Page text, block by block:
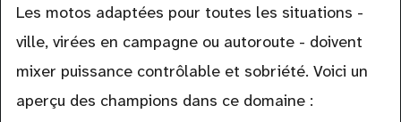
Les motos adaptées pour toutes les situations -
ville, virées en campagne ou autoroute - doivent
mixer puissance contrôlable et sobriété. Voici un
aperçu des champions dans ce domaine :